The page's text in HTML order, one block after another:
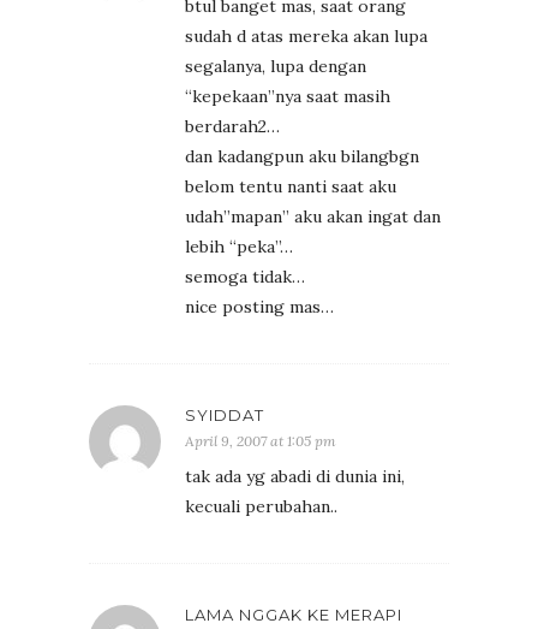
btul banget mas, saat orang
sudah d atas mereka akan lupa
segalanya, lupa dengan
“kepekaan”nya saat masih
berdarah2…
dan kadangpun aku bilangbgn
belom tentu nanti saat aku
udah”mapan” aku akan ingat dan
lebih “peka”…
semoga tidak…
nice posting mas…
SYIDDAT
April 9, 2007 at 1:05 pm
tak ada yg abadi di dunia ini,
kecuali perubahan..
LAMA NGGAK KE MERAPI